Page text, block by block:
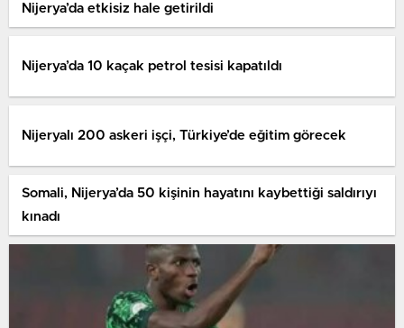
Nijerya’da etkisiz hale getirildi
Nijerya’da 10 kaçak petrol tesisi kapatıldı
Nijeryalı 200 askeri işçi, Türkiye’de eğitim görecek
Somali, Nijerya’da 50 kişinin hayatını kaybettiği saldırıyı
kınadı